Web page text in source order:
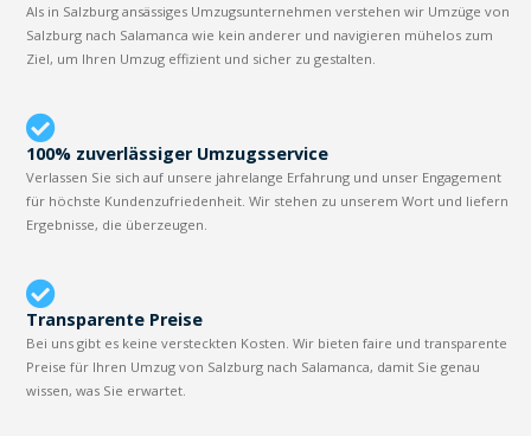
Als in Salzburg ansässiges Umzugsunternehmen verstehen wir Umzüge von
Salzburg nach Salamanca wie kein anderer und navigieren mühelos zum
Ziel, um Ihren Umzug effizient und sicher zu gestalten.
100% zuverlässiger Umzugsservice
Verlassen Sie sich auf unsere jahrelange Erfahrung und unser Engagement
für höchste Kundenzufriedenheit. Wir stehen zu unserem Wort und liefern
Ergebnisse, die überzeugen.
Transparente Preise
Bei uns gibt es keine versteckten Kosten. Wir bieten faire und transparente
Preise für Ihren Umzug von Salzburg nach Salamanca, damit Sie genau
wissen, was Sie erwartet.